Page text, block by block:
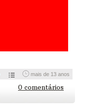
mais de 13 anos
0 comentários